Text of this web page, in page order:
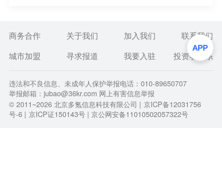
次。（证券时报）
商务合作 关于我们 加入我们
联系我们
城市加盟
寻求报道 我要入驻 投资者关系
违法和不良信息、未成年人保护举报电话：010-89650707
举报邮箱：jubao@36kr.com 网上有害信息举报
© 2011~2026北京多氪信息科技有限公司 | 京ICP备12031756
号-6 | 京ICP证150143号 | 京公网安备11010502057322号